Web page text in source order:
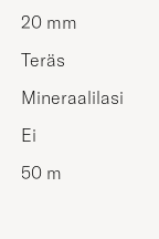
20 mm
Teräs
Mineraalilasi
Ei
50 m